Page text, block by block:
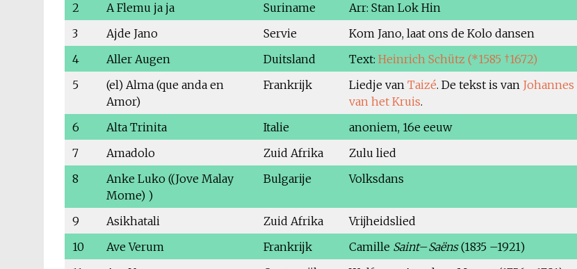
2
A Flemu ja ja Suriname
Arr: Stan Lok Hin
3
Ajde Jano Servie
Kom Jano, laat ons de Kolo dansen
4
Aller Augen Duitsland Text: Heinrich Schütz (*1585 †1672)
5
(el) Alma (que anda en
Amor)
Frankrijk Liedje van Taizé. De tekst is van Johannes
van het Kruis.
6
Alta Trinita Italie
anoniem, 16e eeuw
7
Amadolo Zuid Afrika
Zulu lied
8
Anke Luko ((Jove Malay
Mome) )
Bulgarije Volksdans
9 Asikhatali Zuid Afrika
Vrijheidslied
10
Ave Verum Frankrijk Camille Saint–Saëns(1835 –1921)